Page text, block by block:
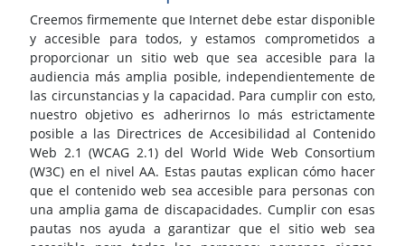
Creemos firmemente que Internet debe estar disponible
y accesible para todos, y estamos comprometidos a
proporcionar un sitio web que sea accesible para la
audiencia más amplia posible, independientemente de
las circunstancias y la capacidad. Para cumplir con esto,
nuestro objetivo es adherirnos lo más estrictamente
posible a las Directrices de Accesibilidad al Contenido
Web 2.1 (WCAG 2.1) del World Wide Web Consortium
(W3C) en el nivel AA. Estas pautas explican cómo hacer
que el contenido web sea accesible para personas con
una amplia gama de discapacidades. Cumplir con esas
pautas nos ayuda a garantizar que el sitio web sea